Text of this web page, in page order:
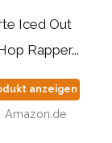
Iced Out
Rapper...
anzeigen
Amazon.de